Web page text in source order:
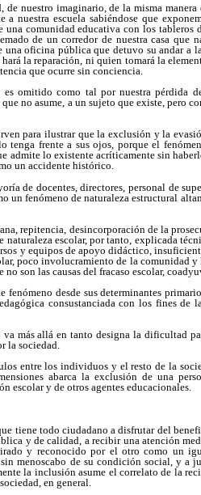
nuestro imaginario, de la misma
nuestra escuela sabiéndose que
comunidad educativa con los tableros
de un corredor de nuestra casa que
oficina pública que detuvo su andar a
la reparación, ni quien tomará la
que ocurre sin conciencia.
es omitido como tal por nuestra pérdida
no asume, a un sujeto que existe, pero
para ilustrar que la exclusión y la
frente a sus ojos, porque el
admite lo existente acríticamente sin
un accidente histórico.
de docentes, directores, personal de
un fenómeno de naturaleza estructural
repitencia, desincorporación de la
escolar, por tanto, explicada
y equipos de apoyo didáctico,
poco involucramiento de la comunidad
son las causas del fracaso escolar,
desde sus determinantes
consustanciada con los fines de
más allá en tanto designa la dificultad
la sociedad.
entre los individuos y el resto de la
abarca la exclusión de una
escolar y de otros agentes educacionales.
tiene todo ciudadano a disfrutar del
y de calidad, a recibir una atención
y reconocido por el otro como un
menoscabo de su condición social, y a
la inclusión asume el correlato de la
en general.